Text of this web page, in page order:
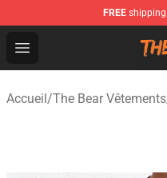
FREE
Open menu
The Bear Shop -
Accueil/The Bear Vêtements